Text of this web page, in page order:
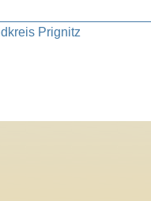
Prignitz